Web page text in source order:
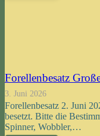
Forellenbesatz
3. Juni 2026
Forellenbesatz 2. Juni
besetzt. Bitte die
Spinner, Wobbler,…